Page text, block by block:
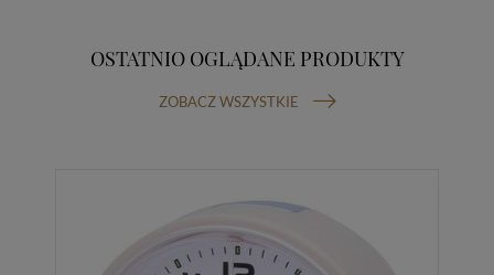
OSTATNIO OGLĄDANE PRODUKTY
ZOBACZ WSZYSTKIE